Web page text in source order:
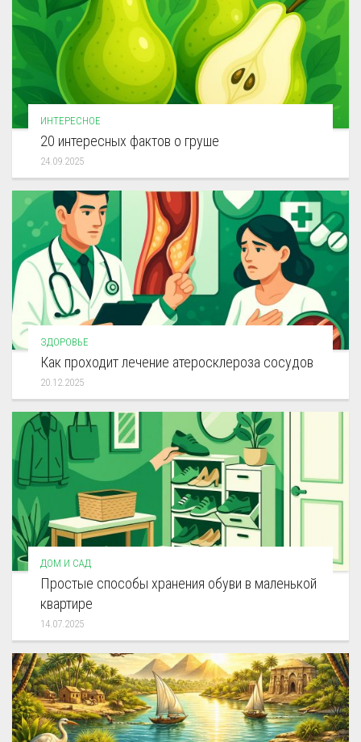
ИНТЕРЕСНОЕ
20 интересных фактов о груше
24.09.2025
ЗДОРОВЬЕ
Как проходит лечение атеросклероза сосудов
20.12.2025
ДОМ И САД
Простые способы хранения обуви в маленькой
квартире
14.07.2025